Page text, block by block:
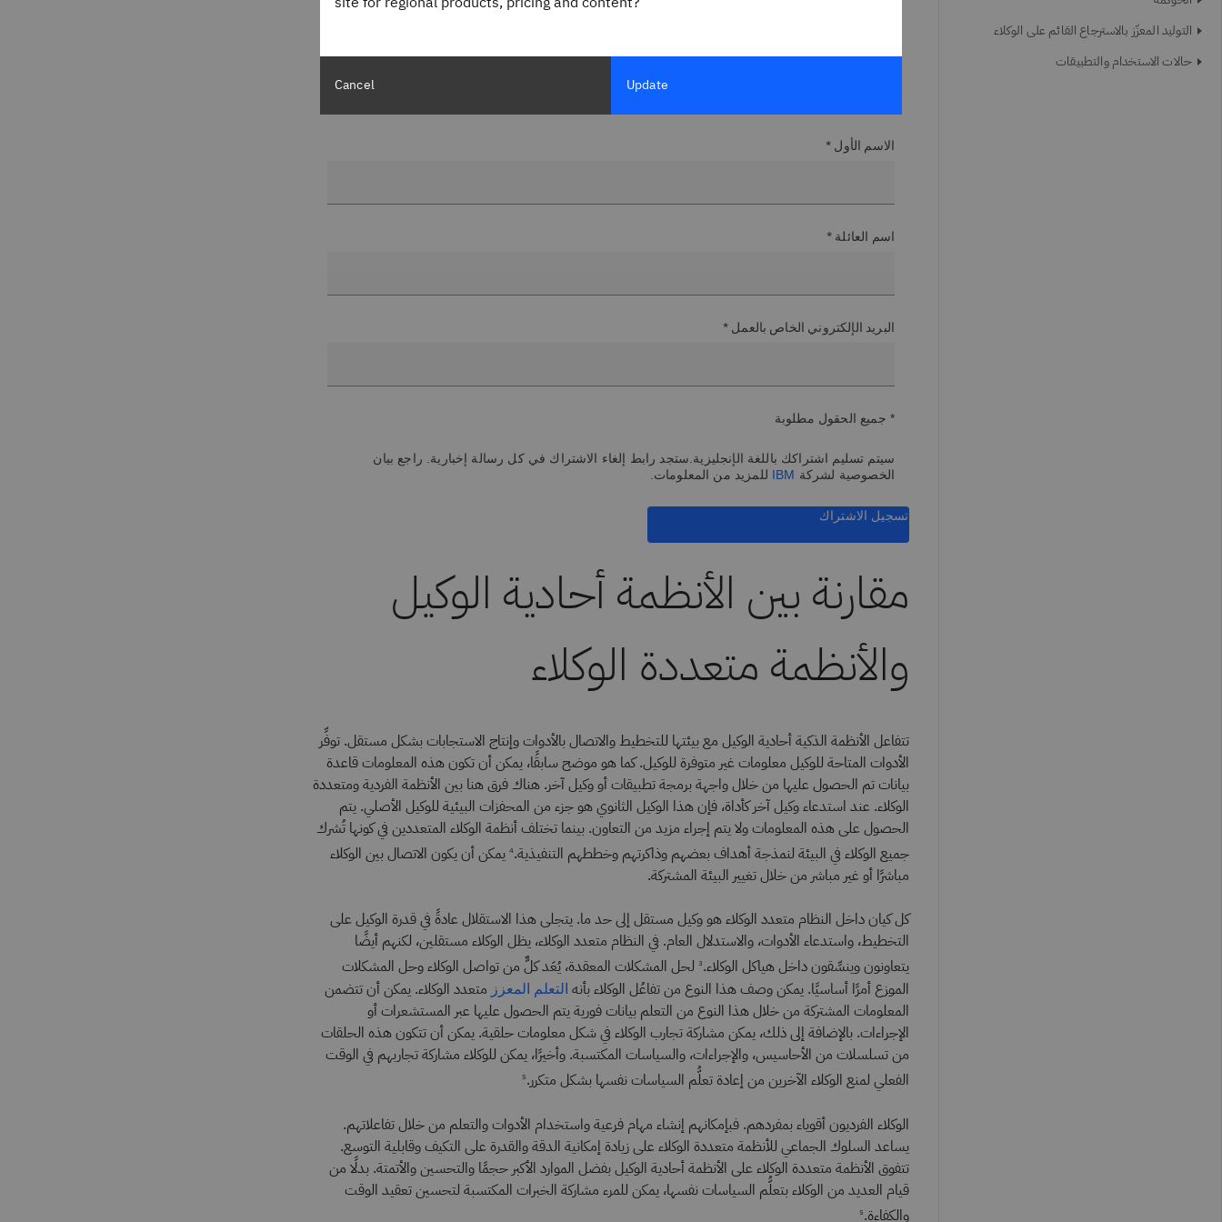
التوليد المعزّز بالاسترجاع القائم على الوكلاء
حالات الاستخدام والتطبيقات
بيان الخصوصية لشركة IBM
الاسم الأول *
اسم العائلة *
البريد الإلكتروني الخاص بالعمل *
* جميع الحقول مطلوبة
سيتم تسليم اشتراكك باللغة الإنجليزية.ستجد رابط إلغاء الاشتراك في كل رسالة إخبارية. راجع بيان
الخصوصية لشركة
للمزيد من المعلومات.
تسجيل الاشتراك
مقارنة بين الأنظمة أحادية الوكيل
والأنظمة متعددة الوكلاء
تتفاعل الأنظمة الذكية أحادية الوكيل مع بيئتها للتخطيط والاتصال بالأدوات وإنتاج الاستجابات بشكل مستقل. توفِّر
الأدوات المتاحة للوكيل معلومات غير متوفرة للوكيل. كما هو موضح سابقًا، يمكن أن تكون هذه المعلومات قاعدة
بيانات تم الحصول عليها من خلال واجهة برمجة تطبيقات أو وكيل آخر. هناك فرق هنا بين الأنظمة الفردية ومتعددة
الوكلاء. عند استدعاء وكيل آخر كأداة، فإن هذا الوكيل الثانوي هو جزء من المحفزات البيئية للوكيل الأصلي. يتم
الحصول على هذه المعلومات ولا يتم إجراء مزيد من التعاون. بينما تختلف أنظمة الوكلاء المتعددين في كونها تُشرك
جميع الوكلاء في البيئة لنمذجة أهداف بعضهم وذاكرتهم وخططهم التنفيذية.4 يمكن أن يكون الاتصال بين الوكلاء
مباشرًا أو غير مباشر من خلال تغيير البيئة المشتركة.
كل كيان داخل النظام متعدد الوكلاء هو وكيل مستقل إلى حد ما. يتجلى هذا الاستقلال عادةً في قدرة الوكيل على
التخطيط، واستدعاء الأدوات، والاستدلال العام. في النظام متعدد الوكلاء، يظل الوكلاء مستقلين، لكنهم أيضًا
يتعاونون وينسِّقون داخل هياكل الوكلاء.3 لحل المشكلات المعقدة، يُعَد كلٌّ من تواصل الوكلاء وحل المشكلات
الموزع أمرًا أساسيًا. يمكن وصف هذا النوع من تفاعُل الوكلاء بأنه التعلم المعزز متعدد الوكلاء. يمكن أن تتضمن
المعلومات المشتركة من خلال هذا النوع من التعلم بيانات فورية يتم الحصول عليها عبر المستشعرات أو
الإجراءات. بالإضافة إلى ذلك، يمكن مشاركة تجارب الوكلاء في شكل معلومات حلقية. يمكن أن تتكون هذه الحلقات
من تسلسلات من الأحاسيس، والإجراءات، والسياسات المكتسبة. وأخيرًا، يمكن للوكلاء مشاركة تجاربهم في الوقت
الفعلي لمنع الوكلاء الآخرين من إعادة تعلُّم السياسات نفسها بشكل متكرر.5
الوكلاء الفرديون أقوياء بمفردهم. فبإمكانهم إنشاء مهام فرعية واستخدام الأدوات والتعلم من خلال تفاعلاتهم.
يساعد السلوك الجماعي للأنظمة متعددة الوكلاء على زيادة إمكانية الدقة والقدرة على التكيف وقابلية التوسع.
تتفوق الأنظمة متعددة الوكلاء على الأنظمة أحادية الوكيل بفضل الموارد الأكبر حجمًا والتحسين والأتمتة. بدلًا من
قيام العديد من الوكلاء بتعلُّم السياسات نفسها، يمكن للمرء مشاركة الخبرات المكتسبة لتحسين تعقيد الوقت
والكفاءة.5
Cancel Update